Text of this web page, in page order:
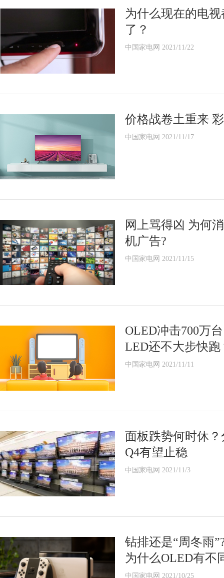
为什么现在的电
了？
中国家电网 2021/11/22
价格战卷土重来
中国家电网 2021/11/17
网上骂得凶 为何
机广告?
中国家电网 2021/11/15
OLED冲击700万
LED还不大步快跑
中国家电网 2021/11/11
面板跌势何时休
Q4有望止稳
中国家电网 2021/11/3
钻排还是“周冬雨
为什么OLED有不
中国家电网 2021/10/25